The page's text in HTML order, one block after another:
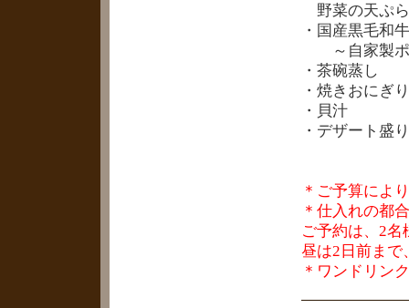
野菜の天ぷら
・国産黒毛和
～自家製ポ
・茶碗蒸し
・焼きおにぎり
・貝汁
・デザート盛
＊ご予算によ
＊仕入れの都
ご予約は、2名
昼は2日前まで
＊ワンドリン